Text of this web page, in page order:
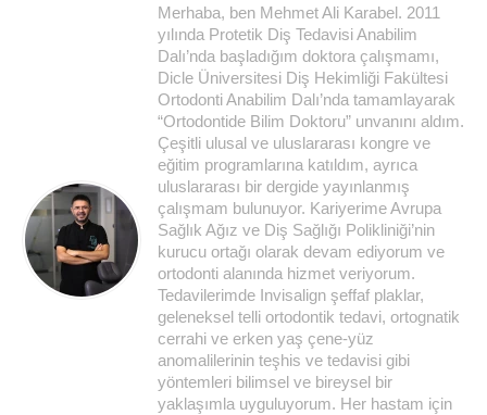
Merhaba, ben Mehmet Ali Karabel. 2011
yılında Protetik Diş Tedavisi Anabilim
Dalı’nda başladığım doktora çalışmamı,
Dicle Üniversitesi Diş Hekimliği Fakültesi
Ortodonti Anabilim Dalı’nda tamamlayarak
“Ortodontide Bilim Doktoru” unvanını aldım.
Çeşitli ulusal ve uluslararası kongre ve
eğitim programlarına katıldım, ayrıca
uluslararası bir dergide yayınlanmış
çalışmam bulunuyor. Kariyerime Avrupa
Sağlık Ağız ve Diş Sağlığı Polikliniği’nin
kurucu ortağı olarak devam ediyorum ve
ortodonti alanında hizmet veriyorum.
Tedavilerimde Invisalign şeffaf plaklar,
geleneksel telli ortodontik tedavi, ortognatik
cerrahi ve erken yaş çene-yüz
anomalilerinin teşhis ve tedavisi gibi
yöntemleri bilimsel ve bireysel bir
yaklaşımla uyguluyorum. Her hastam için